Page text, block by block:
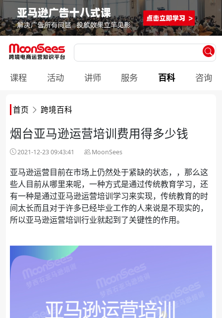
课程 活动 讲师 服务 百科 咨询
首页 跨境百科
烟台亚马逊运营培训费用得多少钱
2021-12-23 09:43:41 MoonSees
亚马逊运营目前在市场上仍然处于紧缺的状态，，那么这
些人目前从哪里来呢，一种方式是通过传统教育学习，还
有一种是通过亚马逊运营培训学习来实现，传统教育的时
间太长而且对于许多已经毕业工作的人来说是不现实的，
所以亚马逊运营培训行业就起到了关键性的作用。